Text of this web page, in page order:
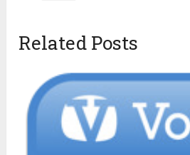
Related Posts